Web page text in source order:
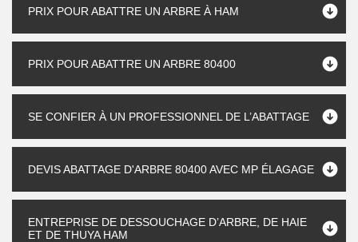
PRIX POUR ABATTRE UN ARBRE À HAM
PRIX POUR ABATTRE UN ARBRE 80400
SE CONFIER À UN PROFESSIONNEL DE L’ABATTAGE
DEVIS ABATTAGE D'ARBRE 80400 AVEC MP ÉLAGAGE
ENTREPRISE DE DESSOUCHAGE D’ARBRE, DE HAIE
ET DE THUYA HAM